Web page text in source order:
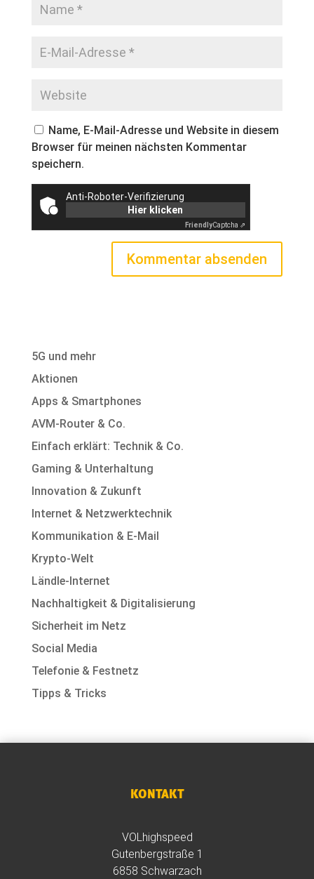
Name, E-Mail-Adresse und Website in diesem
Browser für meinen nächsten Kommentar
speichern.
Anti-Roboter-Verifizierung
Hier klicken
FriendlyCaptcha ⇗
5G und mehr
Aktionen
Apps & Smartphones
AVM-Router & Co.
Einfach erklärt: Technik & Co.
Gaming & Unterhaltung
Innovation & Zukunft
Internet & Netzwerktechnik
Kommunikation & E-Mail
Krypto-Welt
Ländle-Internet
Nachhaltigkeit & Digitalisierung
Sicherheit im Netz
Social Media
Telefonie & Festnetz
Tipps & Tricks
KONTAKT
VOLhighspeed
Gutenbergstraße 1
6858 Schwarzach